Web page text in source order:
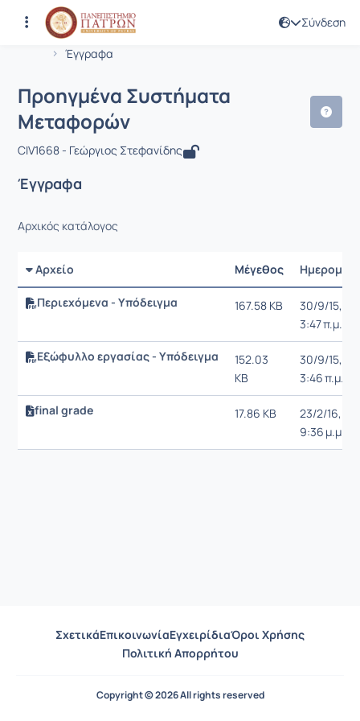
Σύνδεση
Αρχική Σελίδα
Έγγραφα
Μάθημα : Προηγμένα Συστήματα
Κωδικός : CIV1668
Προηγμένα Συστήματα
Μεταφορών
CIV1668 - Γεώργιος Στεφανίδης
Έγγραφα
Αρχικός κατάλογος
Αρχείο Μέγεθος
Περιεχόμενα - Υπόδειγμα 167.58 KB
30/9/15,
3:47 π.μ.
Εξώφυλλο εργασίας - Υπόδειγμα
152.03
KB
30/9/15,
3:46 π.μ.
final grade 17.86 KB
23/2/16,
9:36 μ.μ.
ΣχετικάΕπικοινωνίαΕγχειρίδιαΌροι Χρήσης
Πολιτική Απορρήτου
Copyright © 2026 All rights reserved